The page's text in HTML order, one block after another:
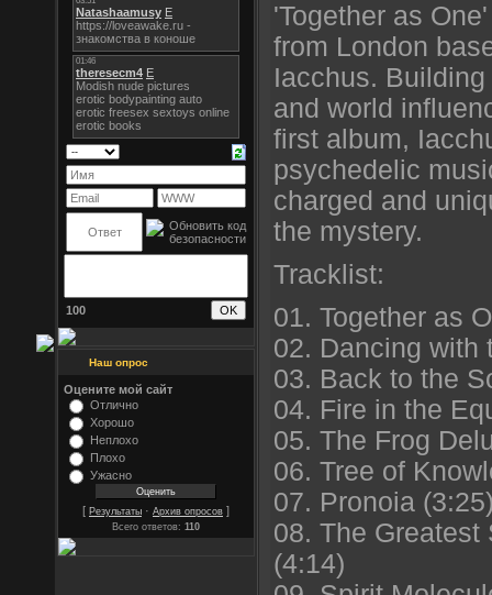
100
Наш опрос
Оцените мой сайт
Отлично
Хорошо
Неплохо
Плохо
Ужасно
[ Результаты · Архив опросов ]
Всего ответов: 110
'Together as
from London
Iacchus.
and world
first album,
psychedelic
charged and
the mystery.
Tracklist:
01. Together as
02. Dancing with
03. Back to the
04. Fire in the
05. The Frog
06. Tree of
07. Pronoia
08. The Greatest
(4:14)